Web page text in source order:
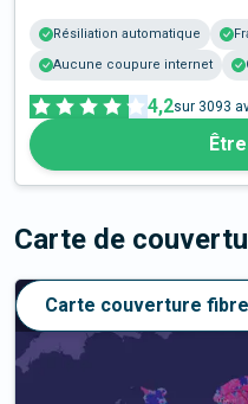
Résiliation automatique
Aucune coupure internet
4,2sur 3093
Carte de
Carte couverture fibre